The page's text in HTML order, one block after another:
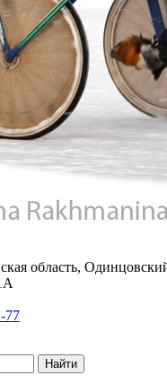
область,
77